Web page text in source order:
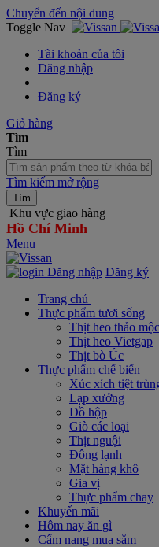
Chuyển đến nội dung
Toggle Nav
Tài khoản của tôi
Đăng nhập
Đăng ký
Giỏ hàng
Tìm
Tìm
Tìm kiếm mở rộng
Tìm
Khu vực giao hàng
Hồ Chí Minh
Menu
Đăng nhập Đăng ký
Trang chủ
Thực phẩm tươi sống
Thịt heo thảo mộc
Thịt heo Vietgap
Thịt bò Úc
Thực phẩm chế biến
Xúc xích tiệt
Lạp xưởng
Đồ hộp
Giò các loại
Thịt nguội
Đông lạnh
Mặt hàng khô
Gia vị
Thực phẩm chay
Khuyến mãi
Hôm nay ăn gì
Cẩm nang mua sắm